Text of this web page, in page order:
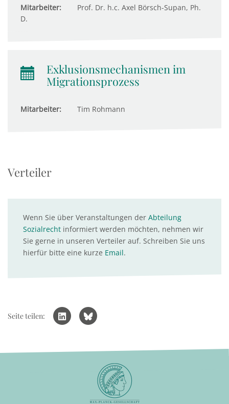
Mitarbeiter:
Prof. Dr. h.c. Axel Börsch-Supan, Ph.
D.
Exklusionsmechanismen im
Migrationsprozess
Mitarbeiter: Tim Rohmann
Verteiler
Wenn Sie über Veranstaltungen der Abteilung
Sozialrecht informiert werden möchten, nehmen wir
Sie gerne in unseren Verteiler auf. Schreiben Sie uns
hierfür bitte eine kurze Email.
Seite teilen: